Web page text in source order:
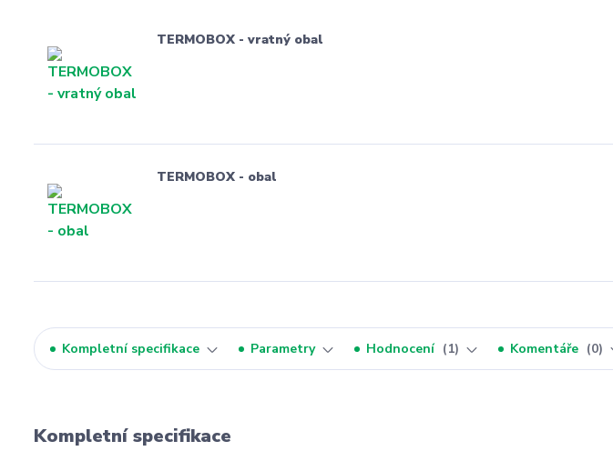
TERMOBOX - vratný obal
TERMOBOX - obal
Kompletní specifikace Parametry Hodnocení 1 Komentáře 0
Kompletní specifikace